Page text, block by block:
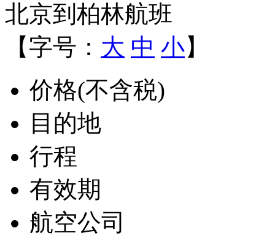
北京到柏林航班
【字号： 大 中 小】
价格(不含税)
目的地
行程
有效期
航空公司